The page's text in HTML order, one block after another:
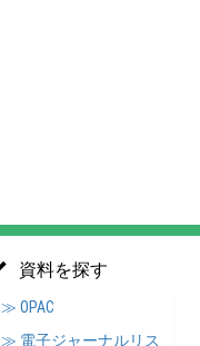
資料を探す
≫ OPAC
≫ 電子ジャーナルリス